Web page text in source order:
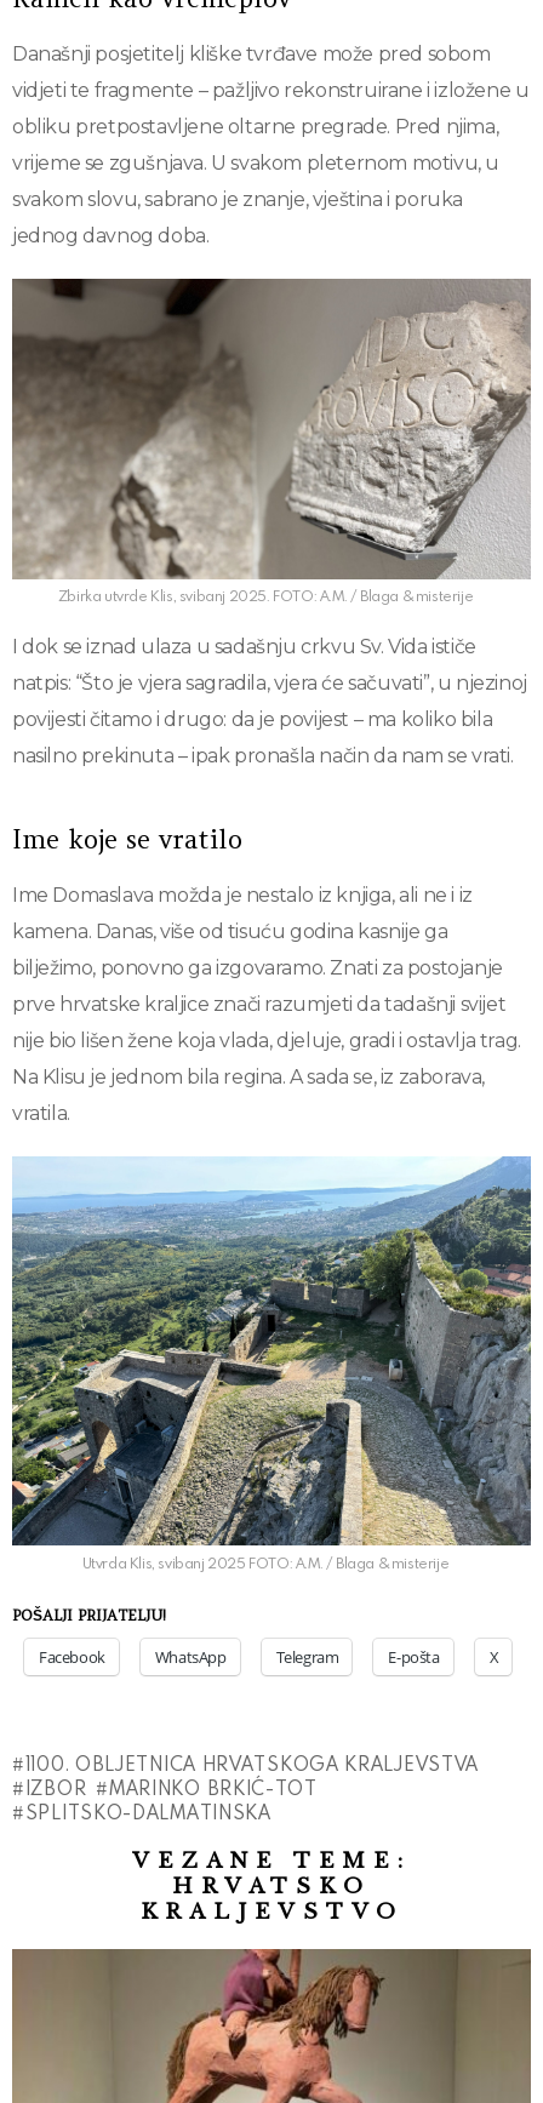
Današnji posjetitelj kliške tvrđave može pred sobom
vidjeti te fragmente – pažljivo rekonstruirane i izložene u
obliku pretpostavljene oltarne pregrade. Pred njima,
vrijeme se zgušnjava. U svakom pleternom motivu, u
svakom slovu, sabrano je znanje, vještina i poruka
jednog davnog doba.
Zbirka utvrde Klis, svibanj 2025. FOTO: A.M. / Blaga & misterije
I dok se iznad ulaza u sadašnju crkvu Sv. Vida ističe
natpis: “Što je vjera sagradila, vjera će sačuvati”, u njezinoj
povijesti čitamo i drugo: da je povijest – ma koliko bila
nasilno prekinuta – ipak pronašla način da nam se vrati.
Ime koje se vratilo
Ime Domaslava možda je nestalo iz knjiga, ali ne i iz
kamena. Danas, više od tisuću godina kasnije ga
bilježimo, ponovno ga izgovaramo. Znati za postojanje
prve hrvatske kraljice znači razumjeti da tadašnji svijet
nije bio lišen žene koja vlada, djeluje, gradi i ostavlja trag.
Na Klisu je jednom bila regina. A sada se, iz zaborava,
vratila.
Utvrda Klis, svibanj 2025 FOTO: A.M. / Blaga & misterije
POŠALJI PRIJATELJU!
Facebook WhatsApp Telegram E-pošta X
1100. OBLJETNICA HRVATSKOGA KRALJEVSTVA
IZBOR
MARINKO BRKIĆ-TOT
SPLITSKO-DALMATINSKA
VEZANE TEME:
HRVATSKO
KRALJEVSTVO